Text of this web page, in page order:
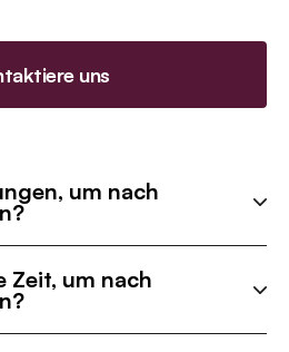
uns
um nach
Zeit, um nach